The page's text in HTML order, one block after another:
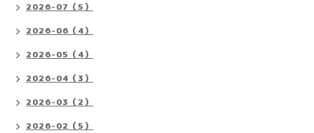
2026-07（5）
2026-06（4）
2026-05（4）
2026-04（3）
2026-03（2）
2026-02（5）